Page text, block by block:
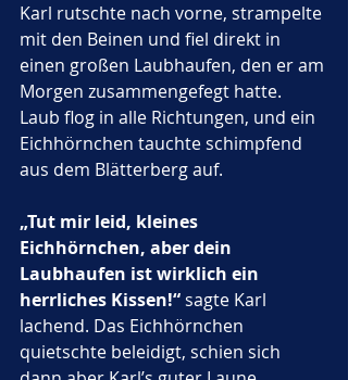
Karl rutschte nach vorne, strampelte
mit den Beinen und fiel direkt in
einen großen Laubhaufen, den er am
Morgen zusammengefegt hatte.
Laub flog in alle Richtungen, und ein
Eichhörnchen tauchte schimpfend
aus dem Blätterberg auf.
„Tut mir leid, kleines
Eichhörnchen, aber dein
Laubhaufen ist wirklich ein
herrliches Kissen!“ sagte Karl
lachend. Das Eichhörnchen
quietschte beleidigt, schien sich